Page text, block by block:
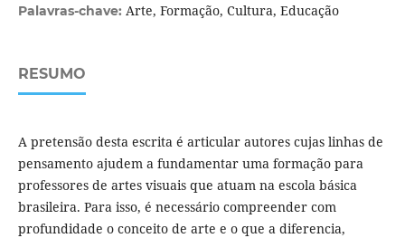
Palavras-chave: Arte, Formação, Cultura, Educação
RESUMO
A pretensão desta escrita é articular autores cujas linhas de
pensamento ajudem a fundamentar uma formação para
professores de artes visuais que atuam na escola básica
brasileira. Para isso, é necessário compreender com
profundidade o conceito de arte e o que a diferencia,